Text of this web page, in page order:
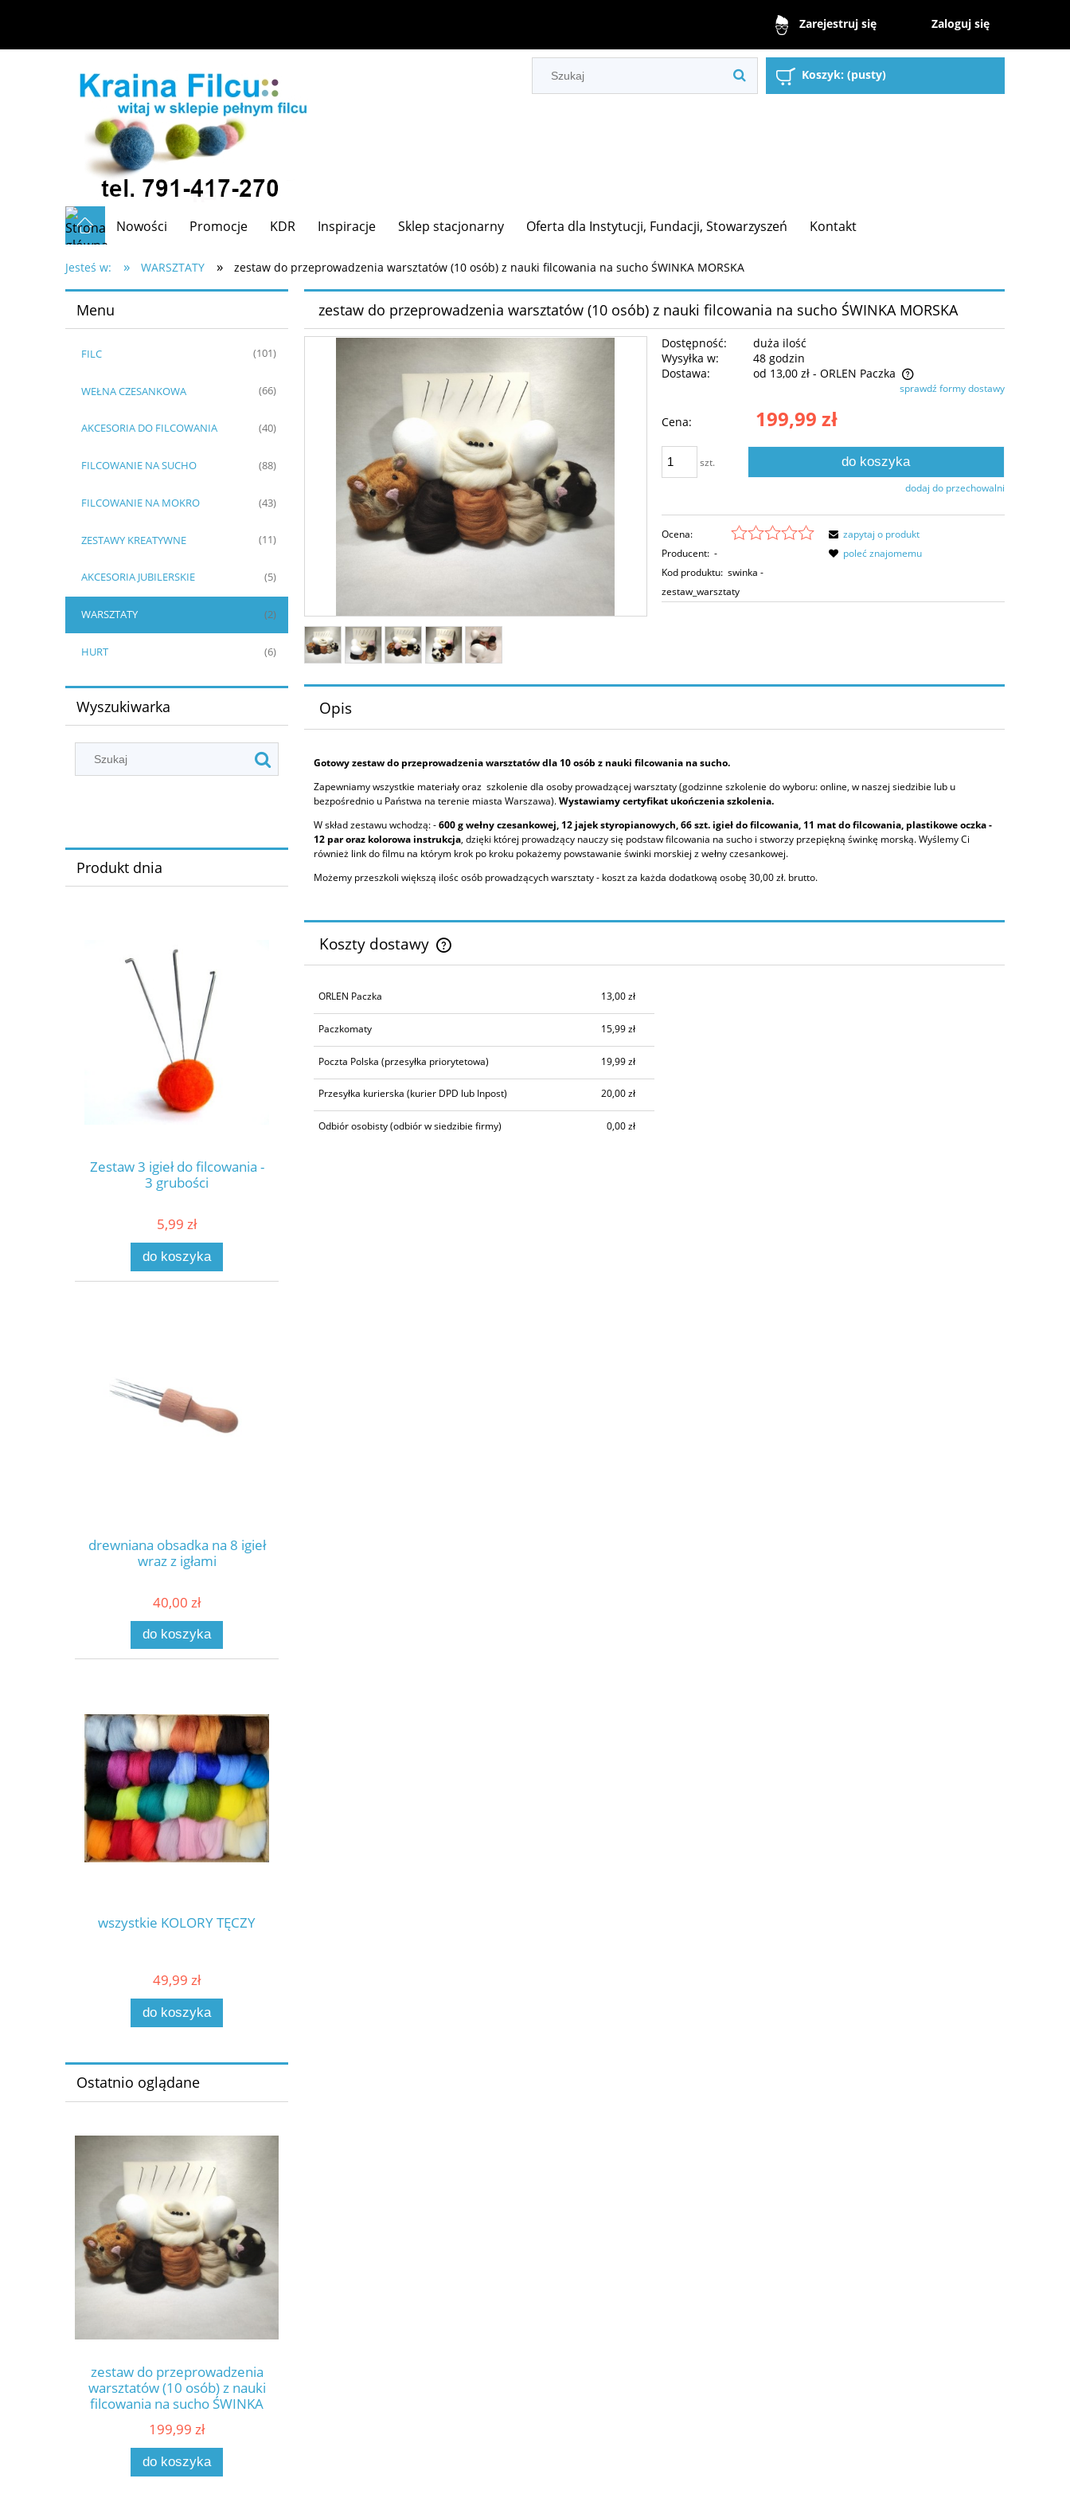
Zarejestruj się Zaloguj się
Koszyk: (pusty)
Nowości Promocje KDR Inspiracje Sklep stacjonarny Oferta dla Instytucji, Fundacji, Stowarzyszeń Kontakt
Jesteś w: » WARSZTATY » zestaw do przeprowadzenia warsztatów (10 osób) z nauki filcowania na sucho ŚWINKA MORSKA
Menu
FILC (101)
WEŁNA CZESANKOWA (66)
AKCESORIA DO FILCOWANIA (40)
FILCOWANIE NA SUCHO (88)
FILCOWANIE NA MOKRO (43)
ZESTAWY KREATYWNE (11)
AKCESORIA JUBILERSKIE (5)
WARSZTATY (2)
HURT (6)
Wyszukiwarka
Produkt dnia
Zestaw 3 igieł do filcowania -
3 grubości
5,99 zł
do koszyka
drewniana obsadka na 8 igieł
wraz z igłami
40,00 zł
do koszyka
wszystkie KOLORY TĘCZY
49,99 zł
do koszyka
Ostatnio oglądane
zestaw do przeprowadzenia
warsztatów (10 osób) z nauki
filcowania na sucho ŚWINKA
MORSKA
199,99 zł
do koszyka
zestaw do przeprowadzenia warsztatów (10 osób) z nauki filcowania na sucho ŚWINKA MORSKA
Dostępność:
duża ilość
Wysyłka w:
48 godzin
Dostawa:
od 13,00 zł - ORLEN Paczka
Cena nie zawiera ewentualnych kosztów
sprawdź formy dostawy
Cena: 199,99 zł
szt. do koszyka
dodaj do przechowalni
Ocena:
Producent: -
Kod produktu: swinka -
zestaw_warsztaty
zapytaj o produkt
poleć znajomemu
Opis
Gotowy zestaw do przeprowadzenia warsztatów dla 10 osób z nauki filcowania na sucho.
Zapewniamy wszystkie materiały oraz szkolenie dla osoby prowadzącej warsztaty (godzinne szkolenie do wyboru: online, w naszej siedzibie lub u
bezpośrednio u Państwa na terenie miasta Warszawa).Wystawiamy certyfikat ukończenia szkolenia.
W skład zestawu wchodzą: -600 g wełny czesankowej, 12 jajek styropianowych, 66 szt. igieł do filcowania, 11 mat do filcowania, plastikowe oczka -
12 par oraz kolorowa instrukcja, dzięki której prowadzący nauczy się podstaw filcowania na sucho i stworzy przepiękną świnkę morską. Wyślemy Ci
również link do filmu na którym krok po kroku pokażemy powstawanie świnki morskiej z wełny czesankowej.
Możemy przeszkoli większą ilośc osób prowadzących warsztaty - koszt za każda dodatkową osobę 30,00 zł. brutto.
Koszty dostawy
ORLEN Paczka 13,00 zł
Paczkomaty 15,99 zł
Poczta Polska (przesyłka priorytetowa) 19,99 zł
Przesyłka kurierska (kurier DPD lub Inpost) 20,00 zł
Odbiór osobisty(odbiór w siedzibie firmy) 0,00 zł